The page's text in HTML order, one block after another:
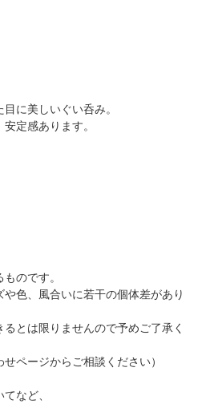
に美しいぐい呑み。
定感あります。
のです。
色、風合いに若干の個体差があり
とは限りませんので予めご了承く
ページからご相談ください）
など、